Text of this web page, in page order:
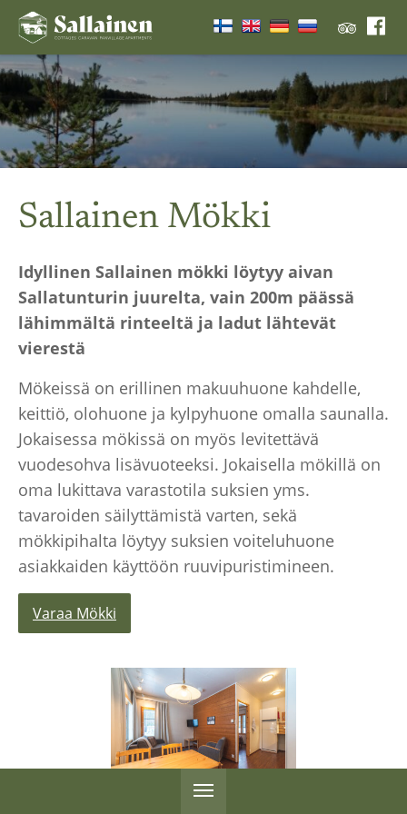
Sallainen Mökki
Idyllinen Sallainen mökki löytyy aivan
Sallatunturin juurelta, vain 200m päässä
lähimmältä rinteeltä ja ladut lähtevät
vierestä
Mökeissä on erillinen makuuhuone kahdelle,
keittiö, olohuone ja kylpyhuone omalla saunalla.
Jokaisessa mökissä on myös levitettävä
vuodesohva lisävuoteeksi. Jokaisella mökillä on
oma lukittava varastotila suksien yms.
tavaroiden säilyttämistä varten, sekä
mökkipihalta löytyy suksien voiteluhuone
asiakkaiden käyttöön ruuvipuristimineen.
Varaa Mökki